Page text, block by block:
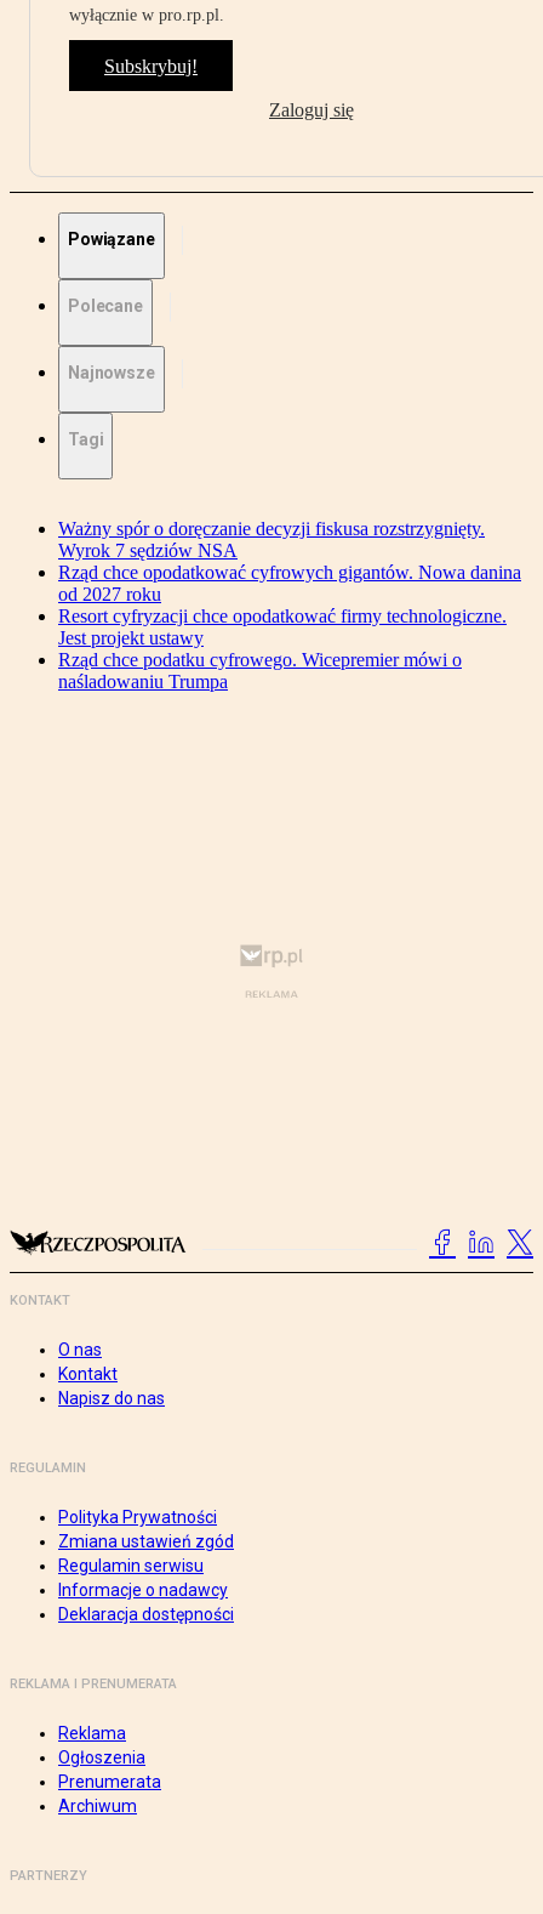
wyłącznie w pro.rp.pl.
Subskrybuj!
Zaloguj się
Powiązane
Polecane
Najnowsze
Tagi
Ważny spór o doręczanie decyzji fiskusa rozstrzygnięty.
Wyrok 7 sędziów NSA
Rząd chce opodatkować cyfrowych gigantów. Nowa danina
od 2027 roku
Resort cyfryzacji chce opodatkować firmy technologiczne.
Jest projekt ustawy
Rząd chce podatku cyfrowego. Wicepremier mówi o
naśladowaniu Trumpa
KONTAKT
O nas
Kontakt
Napisz do nas
REGULAMIN
Polityka Prywatności
Zmiana ustawień zgód
Regulamin serwisu
Informacje o nadawcy
Deklaracja dostępności
REKLAMA I PRENUMERATA
Reklama
Ogłoszenia
Prenumerata
Archiwum
PARTNERZY